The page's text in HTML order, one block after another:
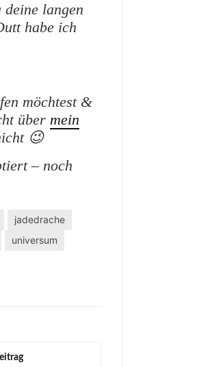
langen
habe ich
möchtest &
über mein
😉
– noch
jadedrache
universum